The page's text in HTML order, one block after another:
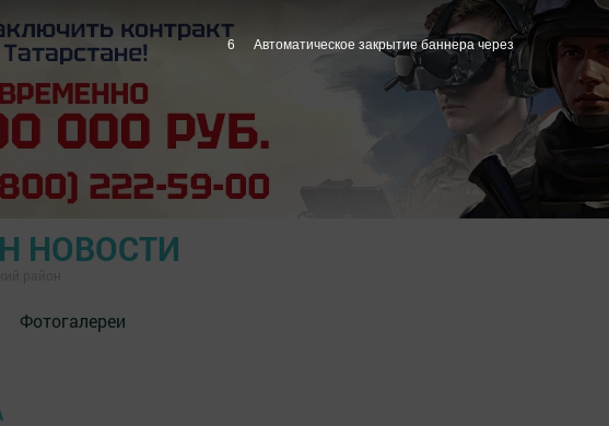
НОВОСТИ
Фотогалереи
5 Автоматическое закрытие баннера через